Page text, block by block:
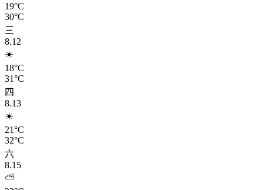
19°C
30°C
三
8.12
☀️
18°C
31°C
四
8.13
☀️
21°C
32°C
六
8.15
⛅